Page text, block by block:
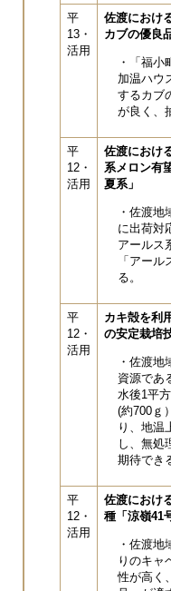
平
13・
活用
佐渡におけ
カブの優良
・「福小
加温ハウ
するカブ
が良く、
平
12・
活用
佐渡におけ
系メロン有
夏系」
・佐渡地
に出荷対
アールス
「アー
る。
平
12・
活用
カキ殻を利
の安定栽培
・佐渡地
資源であ
水後1平
(約700ｇ
り、地温
し、無処
期待でき
平
12・
活用
佐渡におけ
種「涼嶺41
・佐渡地
りのキャ
性が高く